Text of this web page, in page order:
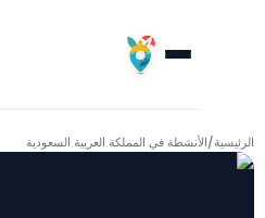
/الأنشطة فيالمملكة العربية السعودية